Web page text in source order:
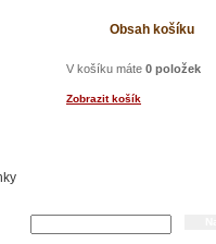
Obsah košíku
V košíku máte 0 položek
Zobrazit košík